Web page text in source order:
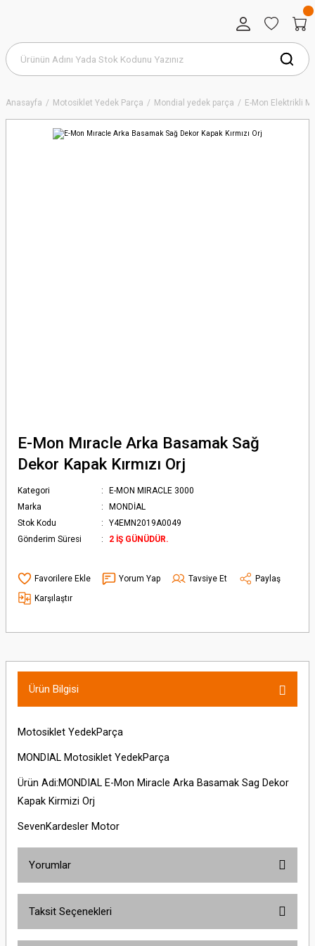
Anasayfa Motosiklet Yedek Parça Mondial yedek parça E-Mon Elektrikli
E-Mon Mıracle Arka Basamak Sağ
Dekor Kapak Kırmızı Orj
Kategori
E-MON MIRACLE 3000
Marka
MONDİAL
Stok Kodu
Y4EMN2019A0049
Gönderim Süresi
2 İŞ GÜNÜDÜR.
Yorum Yap Tavsiye Et
Paylaş
Karşılaştır
Ürün Bilgisi
Motosiklet YedekParça
MONDIAL Motosiklet YedekParça
Ürün Adi:MONDIAL E-Mon Miracle Arka Basamak Sag Dekor
Kapak Kirmizi Orj
SevenKardesler Motor
Yorumlar
Taksit Seçenekleri